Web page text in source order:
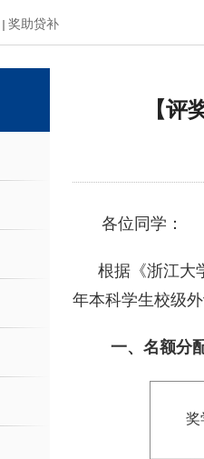
办事指南
奖助贷补
【评
各位同学：
根据《浙江大
年本科学生校级
一、名额分
奖